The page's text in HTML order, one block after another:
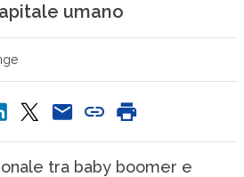
umano
tra baby boomer e